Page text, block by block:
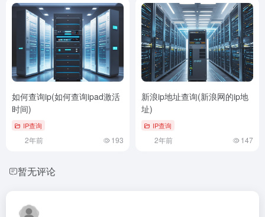
如何查询ip(如何查询ipad激活
时间)
IP查询
2年前 193
新浪ip地址查询(新浪网的ip地
址)
IP查询
2年前 147
暂无评论